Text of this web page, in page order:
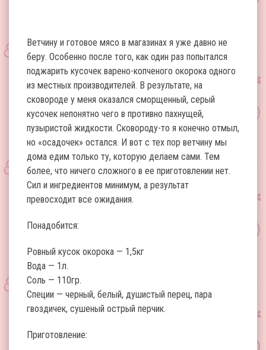
Ветчину и готовое мясо в магазинах я уже давно не
беру. Особенно после того, как один раз попытался
поджарить кусочек варено-копченого окорока одного
из местных производителей. В результате, на
сковороде у меня оказался сморщенный, серый
кусочек непонятно чего в противно пахнущей,
пузыристой жидкости. Сковороду-то я конечно отмыл,
но «осадочек» остался. И вот с тех пор ветчину мы
дома едим только ту, которую делаем сами. Тем
более, что ничего сложного в ее приготовлении нет.
Сил и ингредиентов минимум, а результат
превосходит все ожидания.
Понадобится:
Ровный кусок окорока — 1,5кг
Вода — 1л.
Соль — 110гр.
Специи — черный, белый, душистый перец, пара
гвоздичек, сушеный острый перчик.
Приготовление: